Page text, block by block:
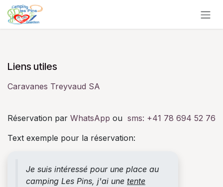
Se rendre au contenu
Liens utiles
Caravanes Treyvaud SA
Réservation par WhatsApp ou sms: +41 78 694 52 76
Text exemple pour la réservation:
Je suis intéressé pour une place au
camping Les Pins, j'ai une tente